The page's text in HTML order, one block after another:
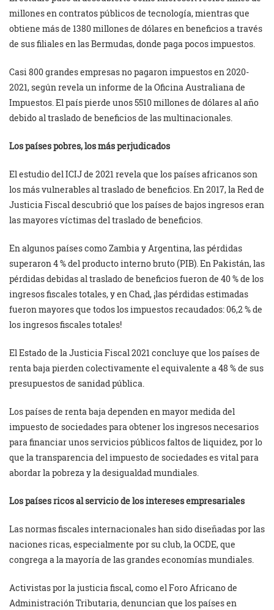
millones en contratos públicos de tecnología, mientras que
obtiene más de 1380 millones de dólares en beneficios a través
de sus filiales en las Bermudas, donde paga pocos impuestos.
Casi 800 grandes empresas no pagaron impuestos en 2020-
2021, según revela un informe de la Oficina Australiana de
Impuestos. El país pierde unos 5510 millones de dólares al año
debido al traslado de beneficios de las multinacionales.
Los países pobres, los más perjudicados
El estudio del ICIJ de 2021 revela que los países africanos son
los más vulnerables al traslado de beneficios. En 2017, la Red de
Justicia Fiscal descubrió que los países de bajos ingresos eran
las mayores víctimas del traslado de beneficios.
En algunos países como Zambia y Argentina, las pérdidas
superaron 4 % del producto interno bruto (PIB). En Pakistán, las
pérdidas debidas al traslado de beneficios fueron de 40 % de los
ingresos fiscales totales, y en Chad, ¡las pérdidas estimadas
fueron mayores que todos los impuestos recaudados: 06,2 % de
los ingresos fiscales totales!
El Estado de la Justicia Fiscal 2021 concluye que los países de
renta baja pierden colectivamente el equivalente a 48 % de sus
presupuestos de sanidad pública.
Los países de renta baja dependen en mayor medida del
impuesto de sociedades para obtener los ingresos necesarios
para financiar unos servicios públicos faltos de liquidez, por lo
que la transparencia del impuesto de sociedades es vital para
abordar la pobreza y la desigualdad mundiales.
Los países ricos al servicio de los intereses empresariales
Las normas fiscales internacionales han sido diseñadas por las
naciones ricas, especialmente por su club, la OCDE, que
congrega a la mayoría de las grandes economías mundiales.
Activistas por la justicia fiscal, como el Foro Africano de
Administración Tributaria, denuncian que los países en